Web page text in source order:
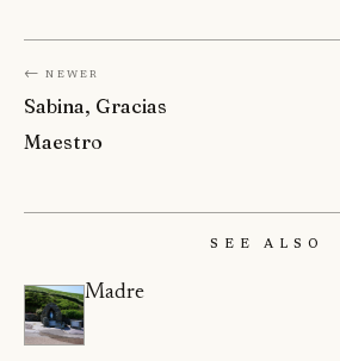
← Newer
Sabina, Gracias
Maestro
See Also
Madre